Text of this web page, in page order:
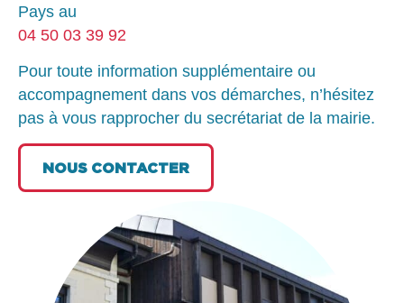
Pays au
04 50 03 39 92
Pour toute information supplémentaire ou
accompagnement dans vos démarches, n’hésitez
pas à vous rapprocher du secrétariat de la mairie.
NOUS CONTACTER